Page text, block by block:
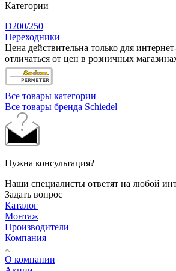
Категории
D200/250
Переходники
Цена действительна только для
отличаться от цен в розничных
Все товары категории
Все товары бренда Schiedel
Нужна консультация?
Наши специалисты ответят на любой
Задать вопрос
Каталог
Монтаж
Производители
Компания
О компании